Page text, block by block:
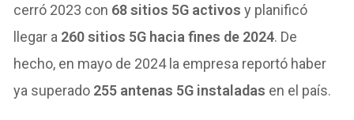
cerró 2023 con 68 sitios 5G activos y planificó
llegar a 260 sitios 5G hacia fines de 2024. De
hecho, en mayo de 2024 la empresa reportó haber
ya superado 255 antenas 5G instaladas en el país.